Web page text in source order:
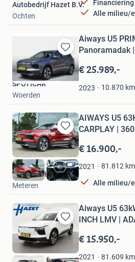
Alle milieu/
Autobedrijf Hazet B.V.
Ochten
Bewaren
in
Mijn
Favorieten
Aiways U5
Panoramadak
€ 25.989,-
2023 10.870 km
SPOTiCAR
Woerden
Bewaren
in
Mijn
Favorieten
AIWAYS U5
CARPLAY |
€ 16.900,-
2021 81.812 km
Alle milieu/
Ruud den Hartog
Meteren
Bewaren
in
Mijn
Favorieten
Aiways U5
INCH LMV |
€ 15.950,-
2021 81.609 km